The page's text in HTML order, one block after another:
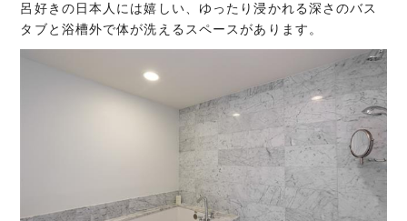
呂好きの日本人には嬉しい、ゆったり浸かれる深さのバス
タブと浴槽外で体が洗えるスペースがあります。